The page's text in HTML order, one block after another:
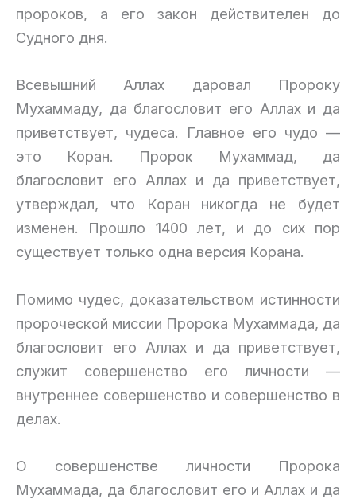
пророков, а его закон действителен до
Судного дня.
Всевышний Аллах даровал Пророку
Мухаммаду, да благословит его Аллах и да
приветствует, чудеса. Главное его чудо —
это Коран. Пророк Мухаммад, да
благословит его Аллах и да приветствует,
утверждал, что Коран никогда не будет
изменен. Прошло 1400 лет, и до сих пор
существует только одна версия Корана.
Помимо чудес, доказательством истинности
пророческой миссии Пророка Мухаммада, да
благословит его Аллах и да приветствует,
служит совершенство его личности —
внутреннее совершенство и совершенство в
делах.
О совершенстве личности Пророка
Мухаммада, да благословит его и Аллах и да